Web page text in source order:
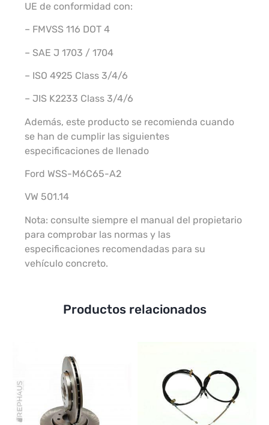
UE de conformidad con:
– FMVSS 116 DOT 4
– SAE J 1703 / 1704
– ISO 4925 Class 3/4/6
– JIS K2233 Class 3/4/6
Además, este producto se recomienda cuando
se han de cumplir las siguientes
especificaciones de llenado
Ford WSS-M6C65-A2
VW 501.14
Nota: consulte siempre el manual del propietario
para comprobar las normas y las
especificaciones recomendadas para su
vehículo concreto.
Productos relacionados